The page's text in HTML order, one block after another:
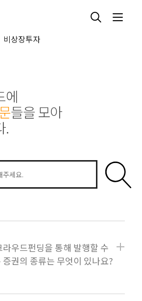
비상장투자
에
들을 모아
.
라우드펀딩을 통해 발행할 수
증권의 종류는 무엇이 있나요?